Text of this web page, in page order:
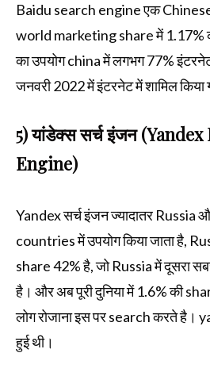
Baidu search engine एक
world marketing share में 1.17%
का उपयोग china में लगभग 77%
जनवरी 2022 में इंटरनेट में शामिल किया
5) यांडेक्स सर्च इंजन
Engine)
Yandex सर्च इंजन ज्यादातर Russia
countries में उपयोग किया जाता है,
share 42% है, जो Russia में दूसरा
है। और अब पूरी दुनिया में 1.6% की
लोग रोजाना इस पर search करते है।
हुई थी।